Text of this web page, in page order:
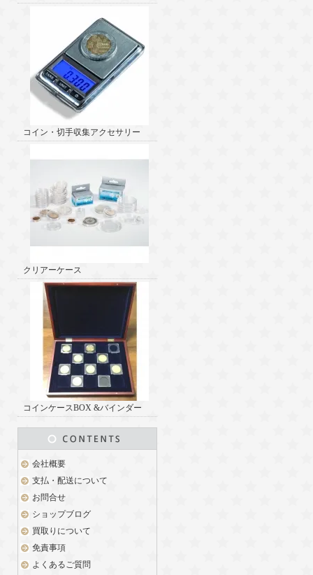
コイン・切手収集アクセサリー
クリアーケース
コインケースBOX &バインダー
会社概要
支払・配送について
お問合せ
ショップブログ
買取りについて
免責事項
よくあるご質問